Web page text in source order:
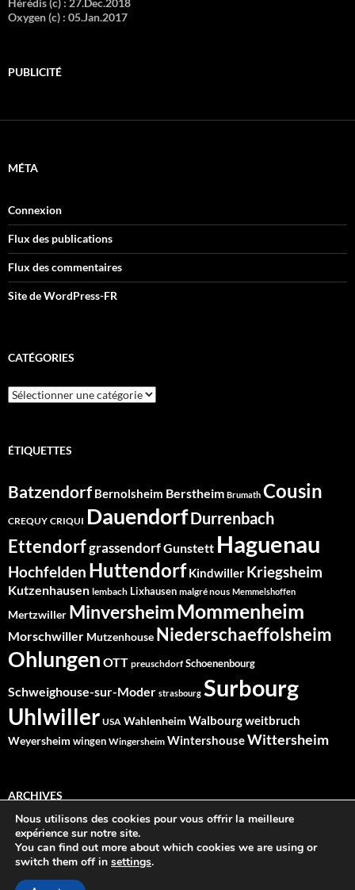
Hérédis (c) : 27.Dec.2018
Oxygen (c) : 05.Jan.2017
PUBLICITÉ
MÉTA
Connexion
Flux des publications
Flux des commentaires
Site de WordPress-FR
CATÉGORIES
Catégories
ÉTIQUETTES
Batzendorf Bernolsheim Berstheim Brumath Cousin
CREQUY CRIQUI DauendorfDurrenbach
EttendorfgrassendorfGunstett Haguenau
Hochfelden Huttendorf Kindwiller Kriegsheim
Kutzenhausen lembach Lixhausen malgré nous Memmelshoffen
Mertzwiller MinversheimMommenheim
Morschwiller Mutzenhouse Niederschaeffolsheim
Ohlungen OTT preuschdorf Schoenenbourg
Schweighouse-sur-Moder strasbourg Surbourg
Uhlwiller USA Wahlenheim Walbourgweitbruch
Weyersheim wingen Wingersheim WintershouseWittersheim
ARCHIVES
Archives
Nous utilisons des cookies pour vous offrir la meilleure
expérience sur notre site.
You can find out more about which cookies we are using or
switch them off in settings.